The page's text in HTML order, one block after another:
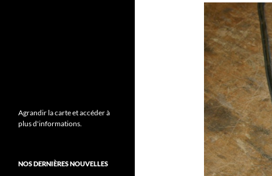
Agrandir la carte et accéder à
plus d'informations.
NOS DERNIÈRES NOUVELLES